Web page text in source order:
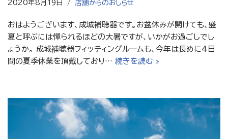
2020年8月19日 店舗からのおしらせ
おはようございます、成城補聴器です。お盆休みが開けても、盛
夏と呼ぶには憚られるほどの大暑ですが、いかがお過ごしでし
ょうか。 成城補聴器フィッティングルームも、今年は長めに4日
間の夏季休業を頂戴しており… 続きを読む »